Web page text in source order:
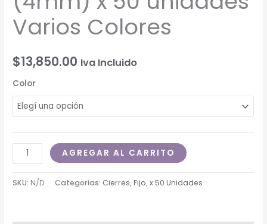
Varios Colores
$13,850.00 Iva Incluido
Color
50
unidades
Colores
cantidad
AGREGAR AL CARRITO
SKU: N/D Categorías: Cierres,Fijo,x 50 Unidades